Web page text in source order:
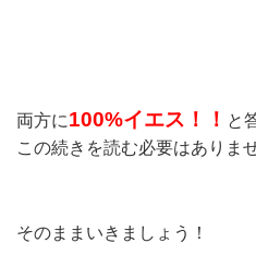
両方に100%イエス！！ と
この続きを読む必要はありませ
そのままいきましょう！